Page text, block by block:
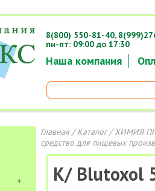
Наша компания
8(800) 550-81-40,
пн-пт: 09:00 до 17:30
Главная/Каталог/ХИМИЯ
средство для пищевых
К/ Blutoxol